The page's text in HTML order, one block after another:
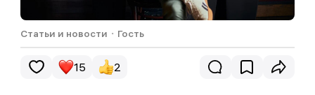
Статьи и новости ・ Гость
15 2